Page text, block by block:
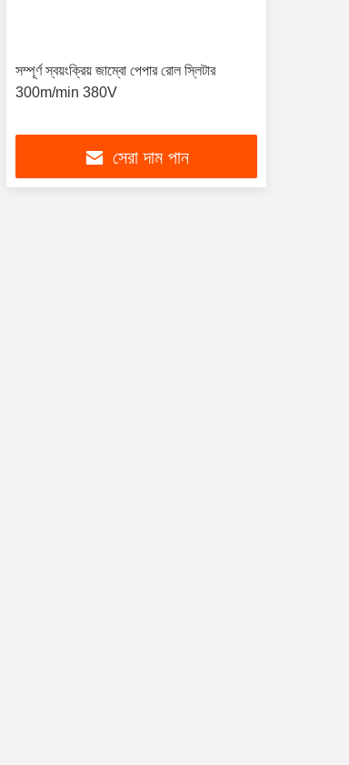
সম্পূর্ণ স্বয়ংক্রিয় জাম্বো পেপার রোল স্লিটার
300m/min 380V
সেরা দাম পান